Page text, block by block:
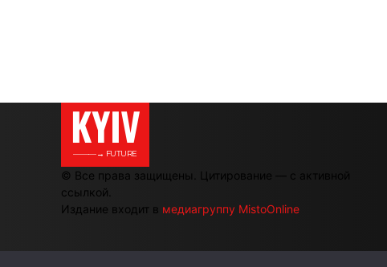
KYIV
———→ FUTURE
© Все права защищены. Цитирование — с активной
ссылкой.
Издание входит в медиагруппу MistoOnline